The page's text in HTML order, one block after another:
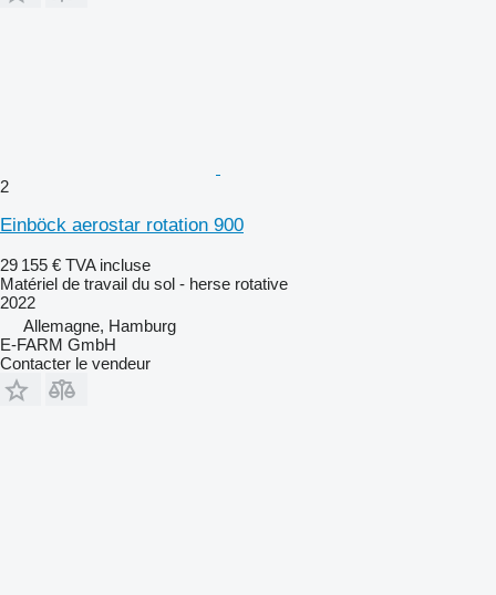
2
Einböck aerostar rotation 900
29 155 € TVA incluse
Matériel de travail du sol - herse rotative
2022
Allemagne, Hamburg
E-FARM GmbH
Contacter le vendeur